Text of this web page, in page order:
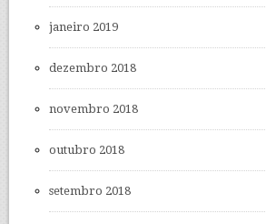
janeiro 2019
dezembro 2018
novembro 2018
outubro 2018
setembro 2018